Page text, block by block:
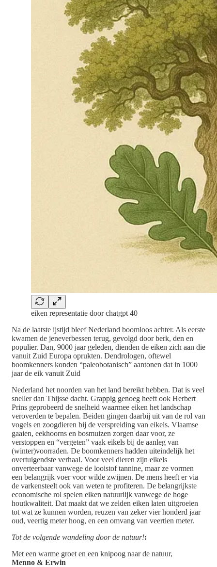
eiken representatie door chatgpt 40
Na de laatste ijstijd bleef Nederland boomloos achter. Als eerste
kwamen de jeneverbessen terug, gevolgd door berk, den en
populier. Dan, 9000 jaar geleden, dienden de eiken zich aan die
vanuit Zuid Europa oprukten. Dendrologen, oftewel
boomkenners konden “paleobotanisch” aantonen dat in 1000
jaar de eik vanuit Zuid
Nederland het noorden van het land bereikt hebben. Dat is veel
sneller dan Thijsse dacht. Grappig genoeg heeft ook Herbert
Prins geprobeerd de snelheid waarmee eiken het landschap
veroverden te bepalen. Beiden gingen daarbij uit van de rol van
vogels en zoogdieren bij de verspreiding van eikels. Vlaamse
gaaien, eekhoorns en bosmuizen zorgen daar voor, ze
verstoppen en “vergeten” vaak eikels bij de aanleg van
(winter)voorraden. De boomkenners hadden uiteindelijk het
overtuigendste verhaal. Voor veel dieren zijn eikels
onverteerbaar vanwege de looistof tannine, maar ze vormen
een belangrijk voer voor wilde zwijnen. De mens heeft er via
de varkensteelt ook van weten te profiteren. De belangrijkste
economische rol spelen eiken natuurlijk vanwege de hoge
houtkwaliteit. Dat maakt dat we zelden eiken laten uitgroeien
tot wat ze kunnen worden, reuzen van zeker vier honderd jaar
oud, veertig meter hoog, en een omvang van veertien meter.
Tot de volgende wandeling door de natuur!:
Met een warme groet en een knipoog naar de natuur,
Menno & Erwin